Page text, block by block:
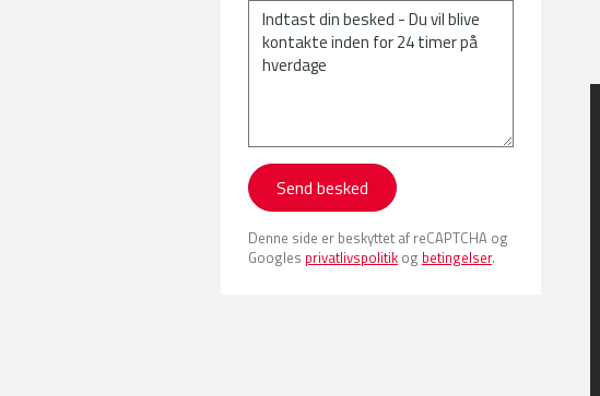
Send besked
Denne side er beskyttet af reCAPTCHA og
Googles privatlivspolitik og betingelser.